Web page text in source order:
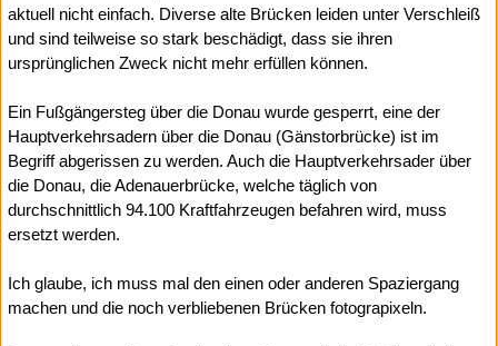
aktuell nicht einfach. Diverse alte Brücken leiden unter Verschleiß
und sind teilweise so stark beschädigt, dass sie ihren
ursprünglichen Zweck nicht mehr erfüllen können.
Ein Fußgängersteg über die Donau wurde gesperrt, eine der
Hauptverkehrsadern über die Donau (Gänstorbrücke) ist im
Begriff abgerissen zu werden. Auch die Hauptverkehrsader über
die Donau, die Adenauerbrücke, welche täglich von
durchschnittlich 94.100 Kraftfahrzeugen befahren wird, muss
ersetzt werden.
Ich glaube, ich muss mal den einen oder anderen Spaziergang
machen und die noch verbliebenen Brücken fotograpixeln.